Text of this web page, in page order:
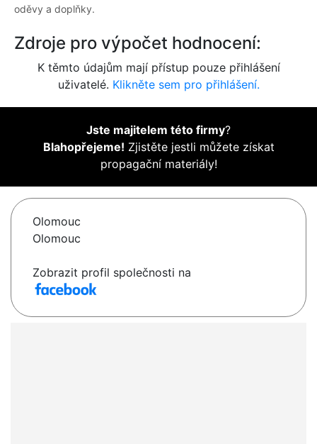
oděvy a doplňky.
Zdroje pro výpočet hodnocení:
K těmto údajům mají přístup pouze přihlášení
uživatelé. Klikněte sem pro přihlášení.
Jste majitelem této firmy?
Blahopřejeme! Zjistěte jestli můžete získat
propagační materiály!
Olomouc
Olomouc
Zobrazit profil společnosti na